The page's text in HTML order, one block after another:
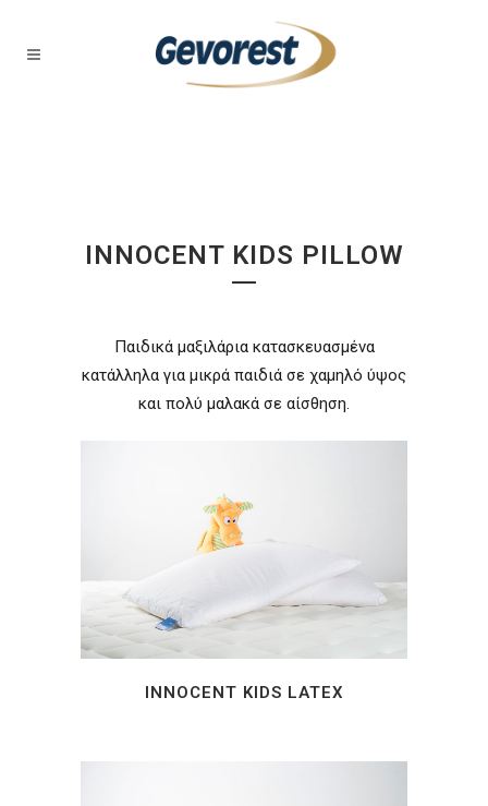
INNOCENT KIDS PILLOW
Παιδικά μαξιλάρια κατασκευασμένα
κατάλληλα για μικρά παιδιά σε χαμηλό ύψος
και πολύ μαλακά σε αίσθηση.
INNOCENT KIDS LATEX